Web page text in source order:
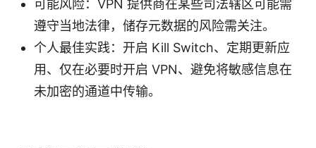
可能风险：VPN 提供商在某些司法辖区可能需
遵守当地法律，储存元数据的风险需关注。
个人最佳实践：开启 Kill Switch、定期更新应
用、仅在必要时开启 VPN、避免将敏感信息在
未加密的通道中传输。